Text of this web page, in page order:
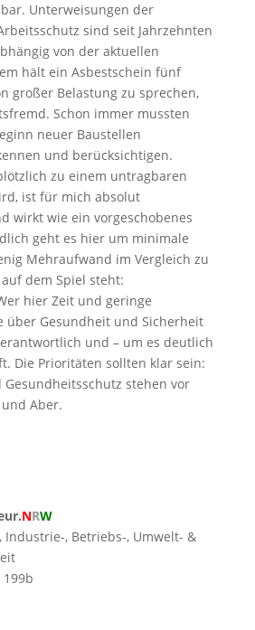
Unterweisungen der
sind seit Jahrzehnten
von der aktuellen
hält ein Asbestschein fünf
großer Belastung zu sprechen,
Schon immer mussten
neuer Baustellen
und berücksichtigen.
zu einem untragbaren
ist für mich absolut
wirkt wie ein vorgeschobenes
geht es hier um minimale
Mehraufwand im Vergleich zu
dem Spiel steht:
hier Zeit und geringe
über Gesundheit und Sicherheit
und – um es deutlich
Die Prioritäten sollten klar sein:
stehen vor
Aber.
NRW
Industrie-, Betriebs-, Umwelt- &